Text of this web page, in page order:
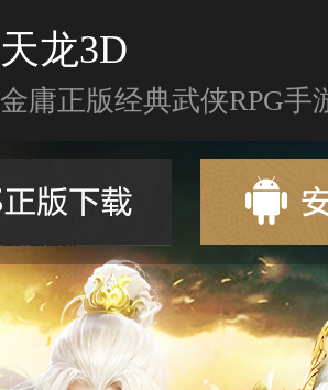
天龙3D
金庸正版经典武侠RPG手
新闻资讯